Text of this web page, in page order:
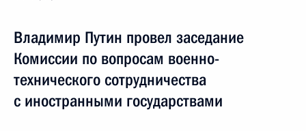
Владимир Путин провел заседание
Комиссии по вопросам военно-
технического сотрудничества
с иностранными государствами